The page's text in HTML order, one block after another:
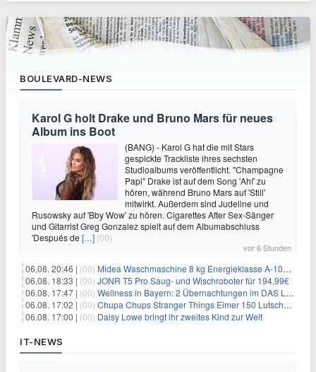
BOULEVARD-NEWS
Karol G holt Drake und Bruno Mars für neues
Album ins Boot
(BANG) - Karol G hat die mit Stars
gespickte Trackliste ihres sechsten
Studioalbums veröffentlicht. "Champagne
Papi" Drake ist auf dem Song 'Ahí' zu
hören, während Bruno Mars auf 'Still'
mitwirkt. Außerdem sind Judeline und
Rusowsky auf 'Bby Wow' zu hören. Cigarettes After Sex-Sänger
und Gitarrist Greg Gonzalez spielt auf dem Albumabschluss
'Después de […] (00)
vor 6 Stunden
06.08. 20:46 | (00) Midea Waschmaschine 8 kg Energieklasse A-10% 1400 U/Min für 289,97€
06.08. 18:33 | (00) JONR T5 Pro Saug- und Wischroboter für 194,99€
06.08. 17:47 | (00) Wellness in Bayern: 2 Übernachtungen im DAS LUDWIG Sports Resort inkl. HP + Wellness ab 174€ p.P.
06.08. 17:02 | (00) Chupa Chups Stranger Things Eimer 150 Lutscher für 21,95€
06.08. 17:00 | (00) Daisy Lowe bringt ihr zweites Kind zur Welt
IT-NEWS